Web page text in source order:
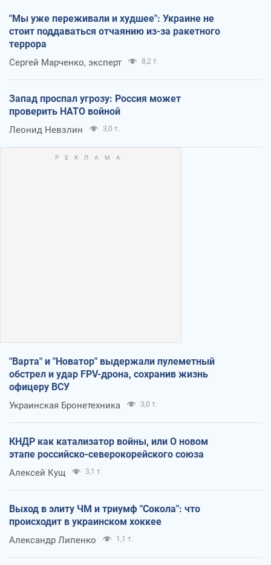
"Мы уже переживали и худшее": Украине не
стоит поддаваться отчаянию из-за ракетного
террора
Сергей Марченко, эксперт 8,2 т.
Запад проспал угрозу: Россия может
проверить НАТО войной
Леонид Невзлин 3,0 т.
"Варта" и "Новатор" выдержали пулеметный
обстрел и удар FPV-дрона, сохранив жизнь
офицеру ВСУ
Украинская Бронетехника 3,0 т.
КНДР как катализатор войны, или О новом
этапе российско-северокорейского союза
Алексей Кущ 3,1 т.
Выход в элиту ЧМ и триумф "Сокола": что
происходит в украинском хоккее
Александр Липенко 1,1 т.